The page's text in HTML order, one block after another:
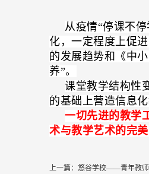
从疫情“停课不
化，一定程度上促
的发展趋势和《中
养”。
课堂教学结构性
的基础上营造信息
一切先进的教学
术与教学艺术的完
上一篇： 悠谷学校——青年教师